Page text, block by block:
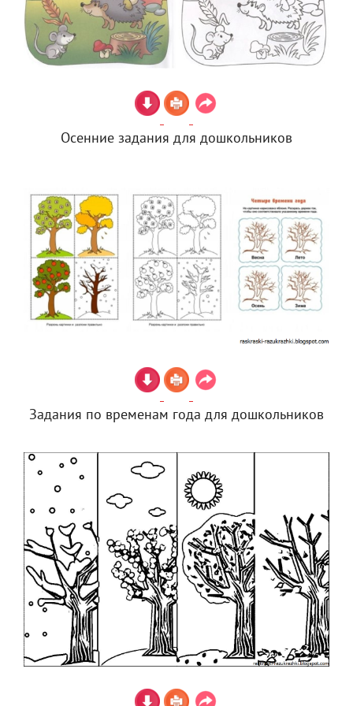
Осенние задания для дошкольников
Задания по временам года для дошкольников